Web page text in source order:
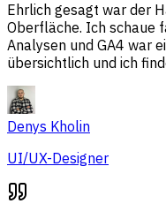
Ehrlich gesagt war der
Oberfläche. Ich schaue
Analysen und GA4 war
übersichtlich und ich
Denys Kholin
UI/UX-Designer